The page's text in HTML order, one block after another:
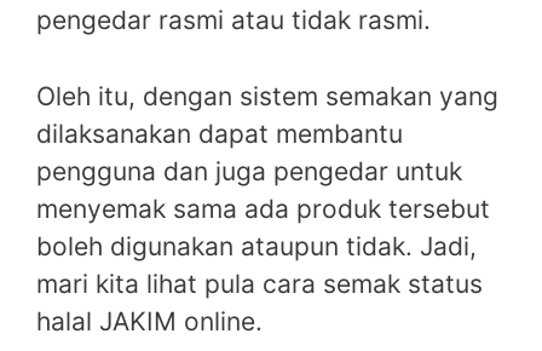
pengedar rasmi atau tidak rasmi.
Oleh itu, dengan sistem semakan yang
dilaksanakan dapat membantu
pengguna dan juga pengedar untuk
menyemak sama ada produk tersebut
boleh digunakan ataupun tidak. Jadi,
mari kita lihat pula cara semak status
halal JAKIM online.